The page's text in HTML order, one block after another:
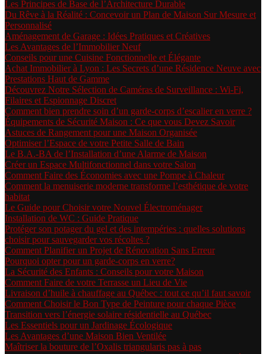
Les Principes de Base de l’Architecture Durable
Du Rêve à la Réalité : Concevoir un Plan de Maison Sur Mesure et
Personnalisé
Aménagement de Garage : Idées Pratiques et Créatives
Les Avantages de l’Immobilier Neuf
Conseils pour une Cuisine Fonctionnelle et Élégante
Achat Immobilier à Lyon : Les Secrets d’une Résidence Neuve avec
Prestations Haut de Gamme
Découvrez Notre Sélection de Caméras de Surveillance : Wi-Fi,
Filaires et Espionnage Discret
Comment bien prendre soin d’un garde-corps d’escalier en verre ?
Équipements de Sécurité Maison : Ce que vous Devez Savoir
Astuces de Rangement pour une Maison Organisée
Optimiser l’Espace de votre Petite Salle de Bain
Le B.A.-BA de l’Installation d’une Alarme de Maison
Créer un Espace Multifonctionnel dans votre Salon
Comment Faire des Économies avec une Pompe à Chaleur
Comment la menuiserie moderne transforme l’esthétique de votre
habitat
Le Guide pour Choisir votre Nouvel Électroménager
Installation de WC : Guide Pratique
Protéger son potager du gel et des intempéries : quelles solutions
choisir pour sauvegarder vos récoltes ?
Comment Planifier un Projet de Rénovation Sans Erreur
Pourquoi opter pour un garde-corps en verre?
La Sécurité des Enfants : Conseils pour votre Maison
Comment Faire de votre Terrasse un Lieu de Vie
Livraison d’huile à chauffage au Québec : tout ce qu’il faut savoir
Comment Choisir le Bon Type de Peinture pour chaque Pièce
Transition vers l’énergie solaire résidentielle au Québec
Les Essentiels pour un Jardinage Écologique
Les Avantages d’une Maison Bien Ventilée
Maîtriser la bouture de l’Oxalis triangularis pas à pas